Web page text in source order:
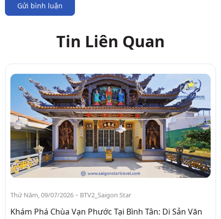
Gửi bình luận
Tin Liên Quan
Thứ Năm, 09/07/2026 - BTV2_Saigon Star
Khám Phá Chùa Vạn Phước Tại Bình Tân: Di Sản Văn